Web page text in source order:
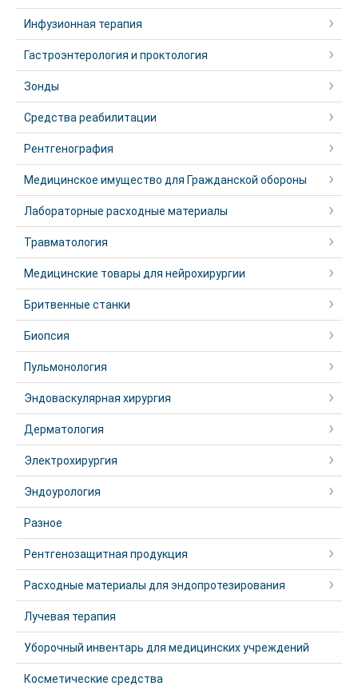
Инфузионная терапия
Гастроэнтерология и проктология
Зонды
Средства реабилитации
Рентгенография
Медицинское имущество для Гражданской обороны
Лабораторные расходные материалы
Травматология
Медицинские товары для нейрохирургии
Бритвенные станки
Биопсия
Пульмонология
Эндоваскулярная хирургия
Дерматология
Электрохирургия
Эндоурология
Разное
Рентгенозащитная продукция
Расходные материалы для эндопротезирования
Лучевая терапия
Уборочный инвентарь для медицинских учреждений
Косметические средства